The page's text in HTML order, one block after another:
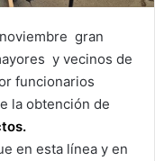
gran
y vecinos de
funcionarios
la obtención de
en esta línea y en